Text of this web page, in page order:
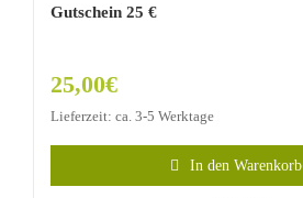
Gutschein 25 €
25,00€
Lieferzeit: ca. 3-5 Werktage
In den Warenkorb